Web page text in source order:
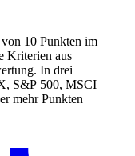
von 10 Punkten im
Kriterien aus
In drei
S&P 500, MSCI
mehr Punkten